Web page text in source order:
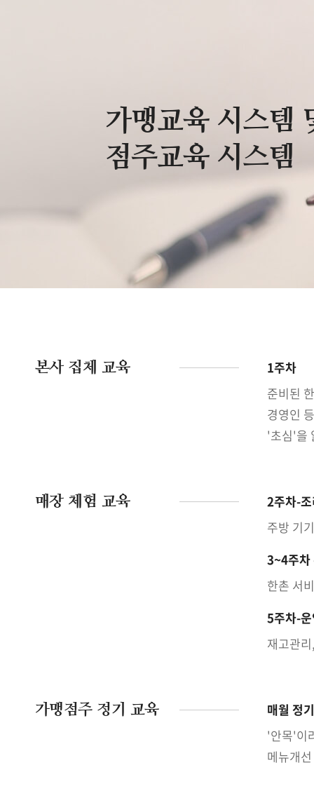
가맹교육 시스템
점주교육 시스템
본사 집체 교육
1주차
준비된
경영인
'초심'을
매장 체험 교육
2주차-
주방 기
3~4주차
한촌 서
5주차-
재고관
가맹점주 정기 교육
매월 정
'안목'이
메뉴개